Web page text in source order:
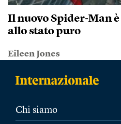
Il nuovo Spider-Man
allo stato puro
Eileen Jones
Chi siamo